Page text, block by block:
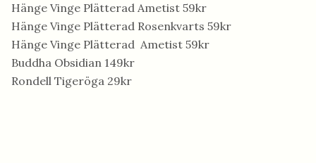
Hänge Vinge Plätterad Ametist 59kr
Hänge Vinge Plätterad Rosenkvarts 59kr
Hänge Vinge Plätterad Ametist 59kr
Buddha Obsidian 149kr
Rondell Tigeröga 29kr